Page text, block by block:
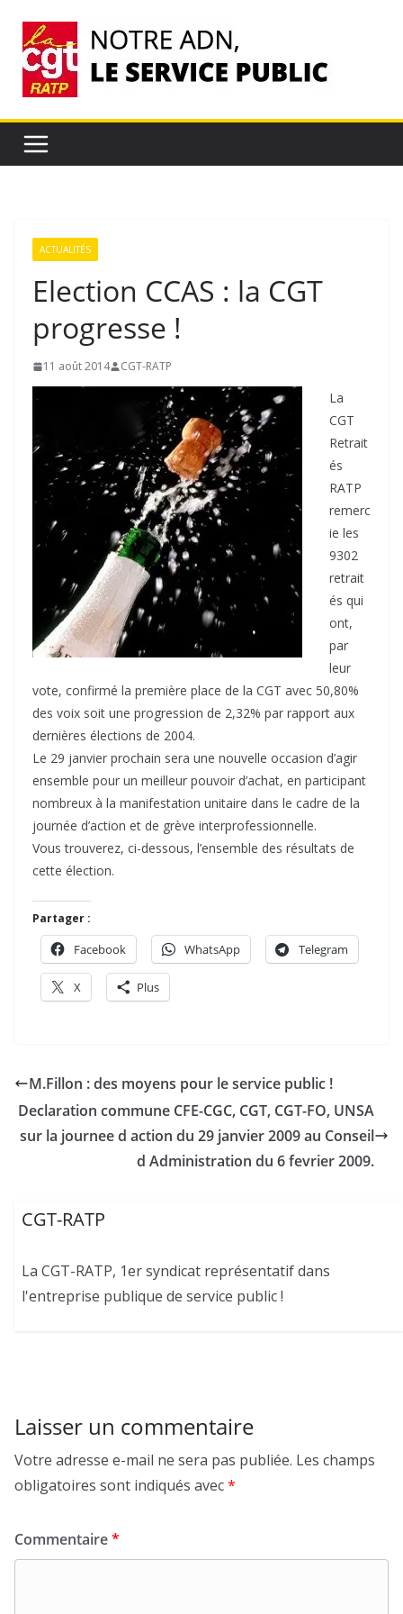
contenu
ACTUALITÉS
Election CCAS : la CGT
progresse !
11 août 2014 CGT-RATP
La
CGT
Retrait
és
RATP
remerc
ie les
9302
retrait
és qui
ont,
par
leur
vote, confirmé la première place de la CGT avec 50,80%
des voix soit une progression de 2,32% par rapport aux
dernières élections de 2004.
Le 29 janvier prochain sera une nouvelle occasion d’agir
ensemble pour un meilleur pouvoir d’achat, en participant
nombreux à la manifestation unitaire dans le cadre de la
journée d’action et de grève interprofessionnelle.
Vous trouverez, ci-dessous, l’ensemble des résultats de
cette élection.
Partager :
Facebook WhatsApp Telegram
X Plus
M.Fillon : des moyens pour le service public !
Declaration commune CFE-CGC, CGT, CGT-FO, UNSA
sur la journee d action du 29 janvier 2009 au Conseil
d Administration du 6 fevrier 2009.
CGT-RATP
La CGT-RATP, 1er syndicat représentatif dans
l'entreprise publique de service public !
Laisser un commentaire
Votre adresse e-mail ne sera pas publiée. Les champs
obligatoires sont indiqués avec*
Commentaire*